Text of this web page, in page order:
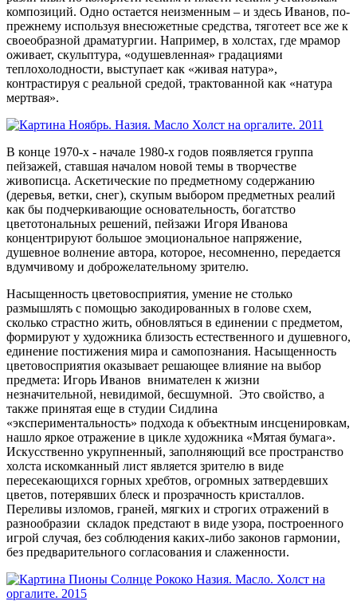
композиций. Одно остается неизменным – и здесь Иванов, по-
прежнему используя внесюжетные средства, тяготеет все же к
своеобразной драматургии. Например, в холстах, где мрамор
оживает, скульптура, «одушевленная» градациями
теплохолодности, выступает как «живая натура»,
контрастируя с реальной средой, трактованной как «натура
мертвая».
В конце 1970-х - начале 1980-х годов появляется группа
пейзажей, ставшая началом новой темы в творчестве
живописца. Аскетические по предметному содержанию
(деревья, ветки, снег), скупым выбором предметных реалий
как бы подчеркивающие основательность, богатство
цветотональных решений, пейзажи Игоря Иванова
концентрируют большое эмоцио­нальное напряжение,
душевное волнение автора, которое, несомненно, передается
вдумчивому и доброжелательному зрителю.
Насыщенность цветовосприятия, умение не столько
размышлять с помощью закодированных в голове схем,
сколько страстно жить, обновляться в единении с предметом,
формируют у художника близость естественного и душевного,
единение постижения мира и самопознания. Насыщенность
цветовосприятия оказывает решающее влияние на выбор
предмета: Игорь Иванов внимателен к жизни
незначительной, невидимой, бесшумной. Это свойство, а
также принятая еще в студии Сидлина
«экспериментальность» подхода к объектным инсценировкам,
нашло яркое отражение в цикле художника «Мятая бумага».
Искусственно укрупненный, заполняющий все пространство
холста искомканный лист является зрителю в виде
пересекающихся горных хребтов, огромных затвердевших
цветов, потерявших блеск и прозрачность кристаллов.
Переливы изломов, граней, мягких и строгих отражений в
разнообразии складок предстают в виде узора, построенного
игрой случая, без соблюдения каких-либо законов гармонии,
без предварительного согласования и слаженности.